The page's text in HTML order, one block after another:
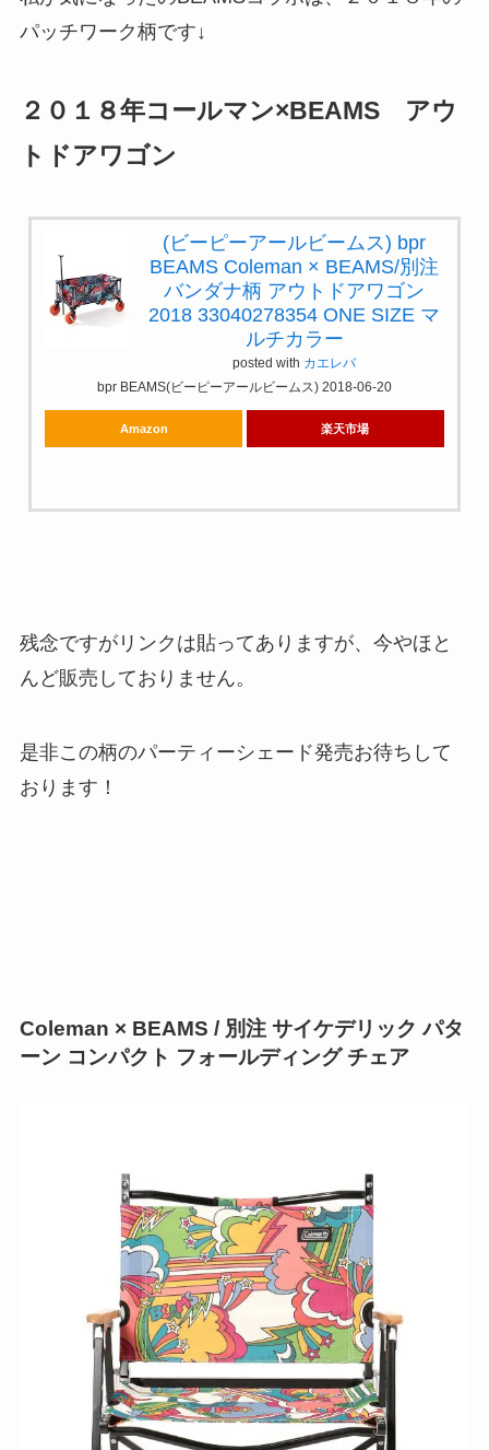
パッチワーク柄です↓
２０１８年コールマン×BEAMS アウ
トドアワゴン
(ビーピーアールビームス) bpr
BEAMS Coleman × BEAMS/別注
バンダナ柄 アウトドアワゴン
2018 33040278354 ONE SIZE マ
ルチカラー
posted with カエレバ
bpr BEAMS(ビーピーアールビームス) 2018-06-20
Amazon 楽天市場
残念ですがリンクは貼ってありますが、今やほと
んど販売しておりません。
是非この柄のパーティーシェード発売お待ちして
おります！
Coleman × BEAMS / 別注 サイケデリック パタ
ーン コンパクト フォールディング チェア